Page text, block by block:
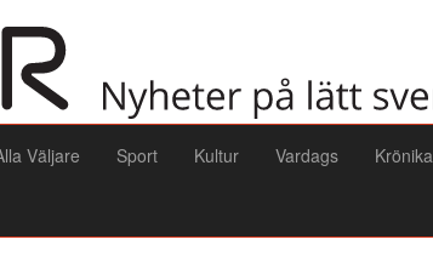
Väljare Sport Kultur Vardags Krönika